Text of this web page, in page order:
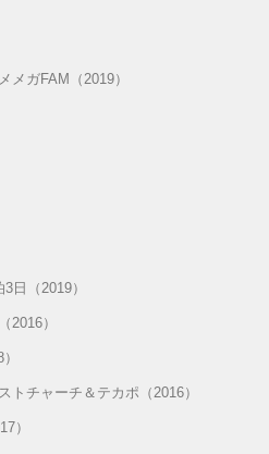
メガFAM（2019）
日（2019）
2016）
トチャーチ＆テカポ（2016）
）